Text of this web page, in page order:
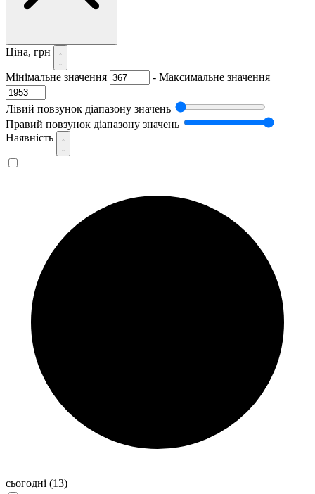
Ціна, грн
Мінімальне значення - Максимальне значення
Лівий повзунок діапазону значень
Правий повзунок діапазону значень
Наявність
сьогодні (13)